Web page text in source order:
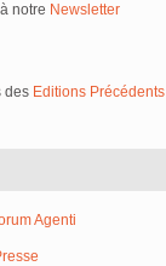
notre Newsletter
des Editions Précédents
Agenti